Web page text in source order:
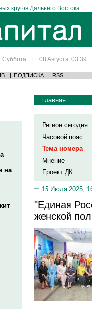
кругов Дальнего Востока
Суббота | 08 Августа, 03:39
| ПОДПИСКА | RSS |
на
главная
Регион сегодня
Часовой пояс
Тема номера
Мнение
Проект ДК
15 Июля 2025,
"Единая
женской